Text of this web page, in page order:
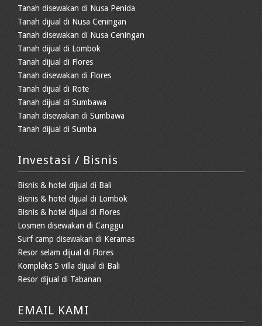
Tanah disewakan di Nusa Penida
Tanah dijual di Nusa Ceningan
Tanah disewakan di Nusa Ceningan
Tanah dijual di Lombok
Tanah dijual di Flores
Tanah disewakan di Flores
Tanah dijual di Rote
Tanah dijual di Sumbawa
Tanah disewakan di Sumbawa
Tanah dijual di Sumba
Investasi / Bisnis
Bisnis & hotel dijual di Bali
Bisnis & hotel dijual di Lombok
Bisnis & hotel dijual di Flores
Losmen disewakan di Canggu
Surf camp disewakan di Keramas
Resor selam dijual di Flores
Kompleks 5 villa dijual di Bali
Resor dijual di Tabanan
EMAIL KAMI